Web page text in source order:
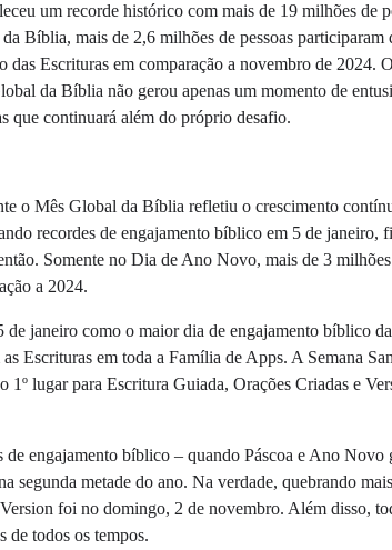
um recorde histórico com mais de 19 milhões de
Bíblia, mais de 2,6 milhões de pessoas participaram
Escrituras em comparação a novembro de 2024.
da Bíblia não gerou apenas um momento de
que continuará além do próprio desafio.
o Mês Global da Bíblia refletiu o crescimento
recordes de engajamento bíblico em 5 de janeiro,
Somente no Dia de Ano Novo, mais de 3
a 2024.
janeiro como o maior dia de engajamento bíblico
Escrituras em toda a Família de Apps. A Semana
1º lugar para Escritura Guiada, Orações Criadas e
engajamento bíblico – quando Páscoa e Ano Novo
segunda metade do ano. Na verdade, quebrando
foi no domingo, 2 de novembro. Além disso,
de todos os tempos.